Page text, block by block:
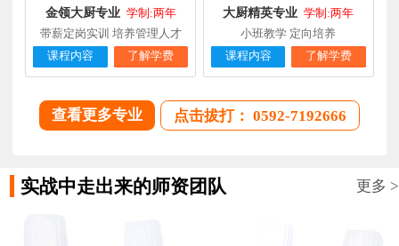
金领大厨专业 学制:两年
带薪定岗实训 培养管理人才
课程内容
了解学费
大厨精英专业 学制:两年
小班教学 定向培养
课程内容
了解学费
查看更多专业 点击拔打： 0592-7192666
实战中走出来的师资团队 更多 >